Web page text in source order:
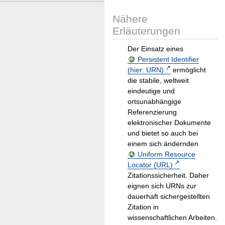
Nähere
Erläuterungen
Der Einsatz eines
Persistent Identifier
(hier: URN)
ermöglicht
die stabile, weltweit
eindeutige und
ortsunabhängige
Referenzierung
elektronischer Dokumente
und bietet so auch bei
einem sich ändernden
Uniform Resource
Locator (URL)
Zitationssicherheit. Daher
eignen sich URNs zur
dauerhaft sichergestellten
Zitation in
wissenschaftlichen Arbeiten.